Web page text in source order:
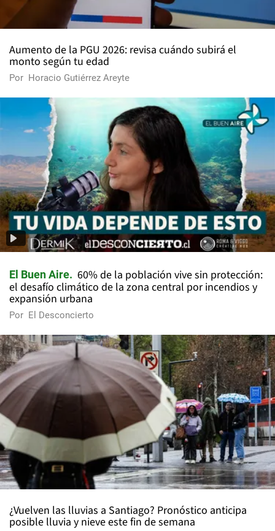
Aumento de la PGU 2026: revisa cuándo subirá el
monto según tu edad
Por Horacio Gutiérrez Areyte
El Buen Aire
60% de la población vive sin protección:
el desafío climático de la zona central por incendios y
expansión urbana
Por El Desconcierto
¿Vuelven las lluvias a Santiago? Pronóstico anticipa
posible lluvia y nieve este fin de semana